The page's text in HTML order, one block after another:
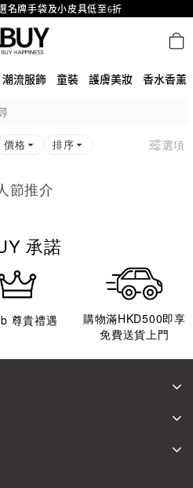
名牌手袋及小皮具低至6折
氣限量特別版限時原價低至75折!
袋及首飾原價低至6折，立即入手!
426號舖！
名牌Hermès、CHANEL及LV專區！
即享免運費！
潮流服飾 童裝 護膚美妝 香水香薰
價格 排序 選項
節推介
承諾
尊貴禮遇
購物滿HKD500即享
免費送貨上門